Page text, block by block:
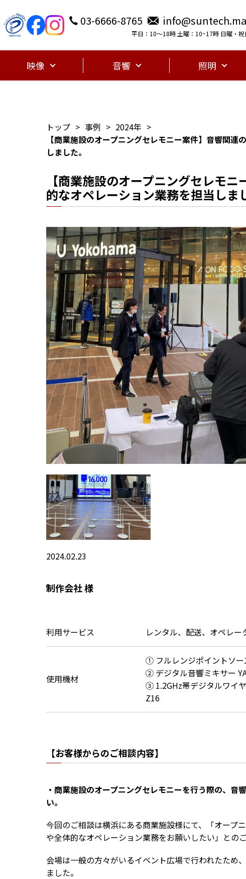
03-6666-8765
平日：10〜18時 土曜：10~17時 日曜・
映像 音響 照明
トップ 事例
2024年
【商業施設のオープニングセレモニー案件】音響関連
しました。
【商業施設のオープニングセレモ
的なオペレーション業務を担当しま
2024.02.23
制作会社 様
利用サービス レンタル、配送、オペレー
使用機材
① フルレンジポイントソー
② デジタル音響ミキサー
③ 1.2GHz帯デジタルワイ
Z16
【お客様からのご相談内容】
・商業施設のオープニングセレモニーを行う際の、音
い。
今回のご相談は横浜にある商業施設様にて、「オープ
や全体的なオペレーション業務をお願いしたい」との
会場は一般の方々がいるイベント広場で行われたため
ました。